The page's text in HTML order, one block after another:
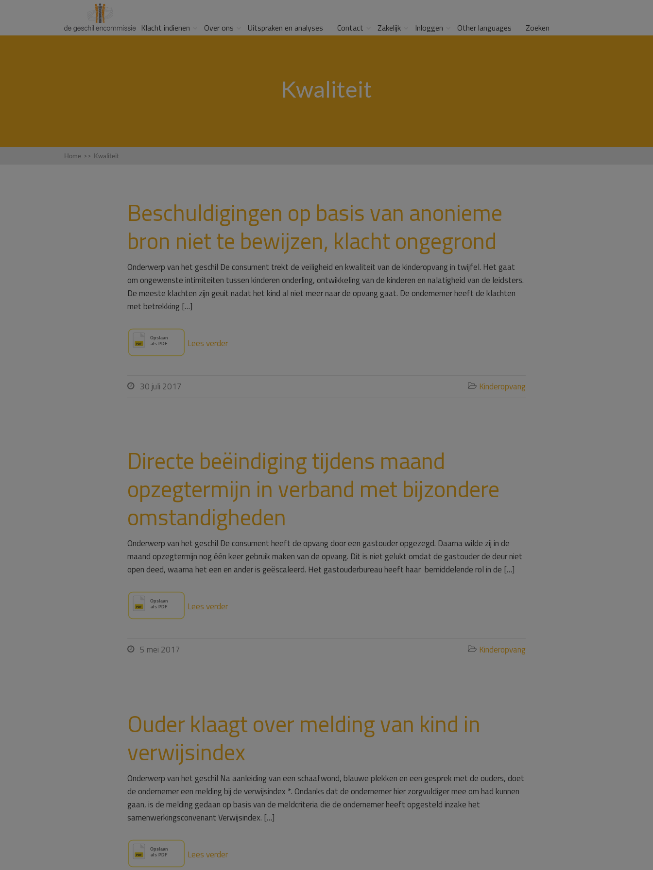
Klacht indienen Over ons Uitspraken en analyses Contact Zakelijk Inloggen Other languages Zoeken
Kwaliteit
Home >> Kwaliteit
Beschuldigingen op basis van anonieme
bron niet te bewijzen, klacht ongegrond
Onderwerp van het geschil De consument trekt de veiligheid en kwaliteit van de kinderopvang in twijfel. Het gaat
om ongewenste intimiteiten tussen kinderen onderling, ontwikkeling van de kinderen en nalatigheid van de leidsters.
De meeste klachten zijn geuit nadat het kind al niet meer naar de opvang gaat. De ondernemer heeft de klachten
met betrekking […]
Lees verder
 30 juli 2017  Kinderopvang
Directe beëindiging tijdens maand
opzegtermijn in verband met bijzondere
omstandigheden
Onderwerp van het geschil De consument heeft de opvang door een gastouder opgezegd. Daarna wilde zij in de
maand opzegtermijn nog één keer gebruik maken van de opvang. Dit is niet gelukt omdat de gastouder de deur niet
open deed, waarna het een en ander is geëscaleerd. Het gastouderbureau heeft haar bemiddelende rol in de […]
Lees verder
 5 mei 2017  Kinderopvang
Ouder klaagt over melding van kind in
verwijsindex
Onderwerp van het geschil Na aanleiding van een schaafwond, blauwe plekken en een gesprek met de ouders, doet
de ondernemer een melding bij de verwijsindex *. Ondanks dat de ondernemer hier zorgvuldiger mee om had kunnen
gaan, is de melding gedaan op basis van de meldcriteria die de ondernemer heeft opgesteld inzake het
samenwerkingsconvenant Verwijsindex. […]
Lees verder